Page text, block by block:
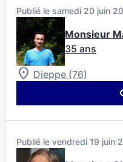
Publié le samedi 20 juin
Monsieur
35 ans
Dieppe (76)
Publié le vendredi 19 juin